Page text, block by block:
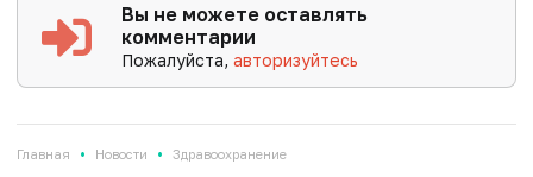
Вы не можете оставлять
комментарии
Пожалуйста,авторизуйтесь
Главная • Новости • Здравоохранение